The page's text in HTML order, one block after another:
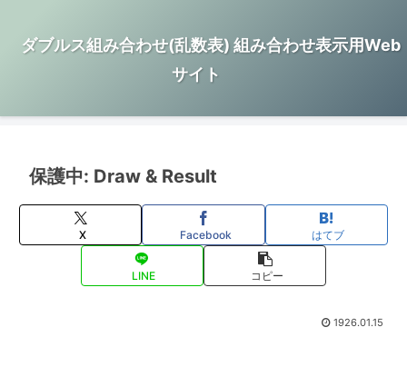
ダブルス組み合わせ(乱数表) 組み合わせ表示用Web
サイト
保護中: Draw & Result
X Facebook はてブ
LINE コピー
1926.01.15